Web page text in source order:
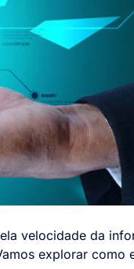
velocidade da
explorar como